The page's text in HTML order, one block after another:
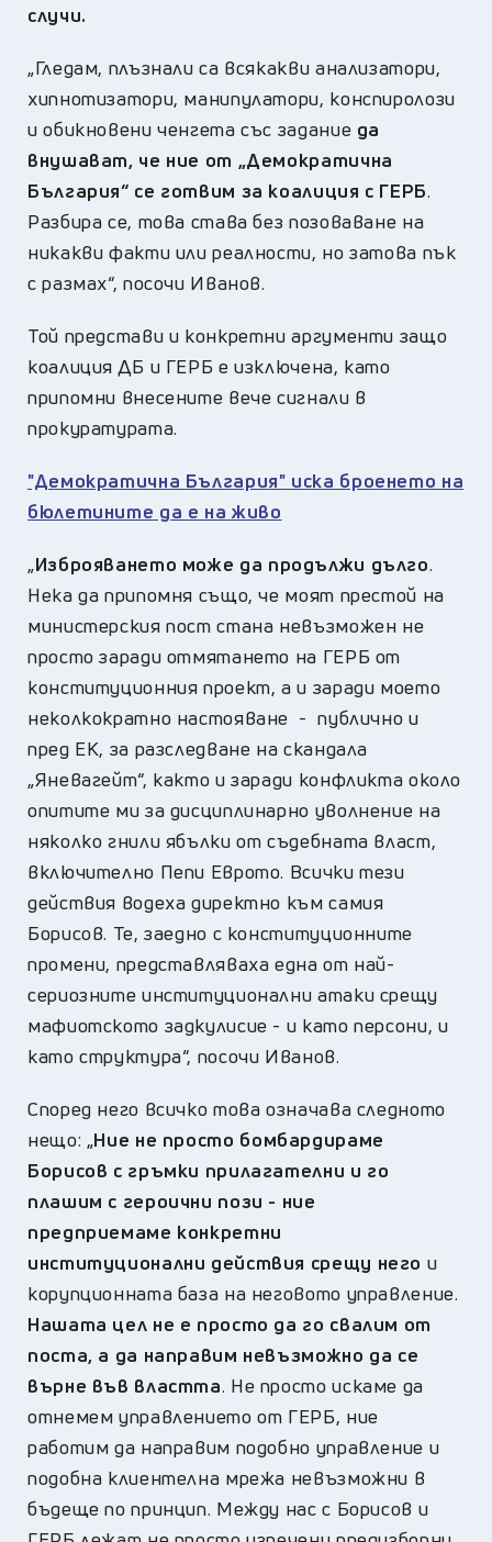
случи.
„Гледам, плъзнали са всякакви анализатори,
хипнотизатори, манипулатори, конспиролози
и обикновени ченгета със задание да
внушават, че ние от „Демократична
България“ се готвим за коалиция с ГЕРБ.
Разбира се, това става без позоваване на
никакви факти или реалности, но затова пък
с размах“, посочи Иванов.
Той представи и конкретни аргументи защо
коалиция ДБ и ГЕРБ е изключена, като
припомни внесените вече сигнали в
прокуратурата.
"Демократична България" иска броенето на
бюлетините да е на живо
„Изброяването може да продължи дълго.
Нека да припомня също, че моят престой на
министерския пост стана невъзможен не
просто заради отмятането на ГЕРБ от
конституционния проект, а и заради моето
неколкократно настояване - публично и
пред ЕК, за разследване на скандала
„Яневагейт“, както и заради конфликта около
опитите ми за дисциплинарно уволнение на
няколко гнили ябълки от съдебната власт,
включително Пепи Еврото. Всички тези
действия водеха директно към самия
Борисов. Те, заедно с конституционните
промени, представляваха една от най-
сериозните институционални атаки срещу
мафиотското задкулисие - и като персони, и
като структура“, посочи Иванов.
Според него всичко това означава следното
нещо: „Ние не просто бомбардираме
Борисов с гръмки прилагателни и го
плашим с героични пози - ние
предприемаме конкретни
институционални действия срещу него и
корупционната база на неговото управление.
Нашата цел не е просто да го свалим от
поста, а да направим невъзможно да се
върне във властта. Не просто искаме да
отнемем управлението от ГЕРБ, ние
работим да направим подобно управление и
подобна клиентелна мрежа невъзможни в
бъдеще по принцип. Между нас с Борисов и